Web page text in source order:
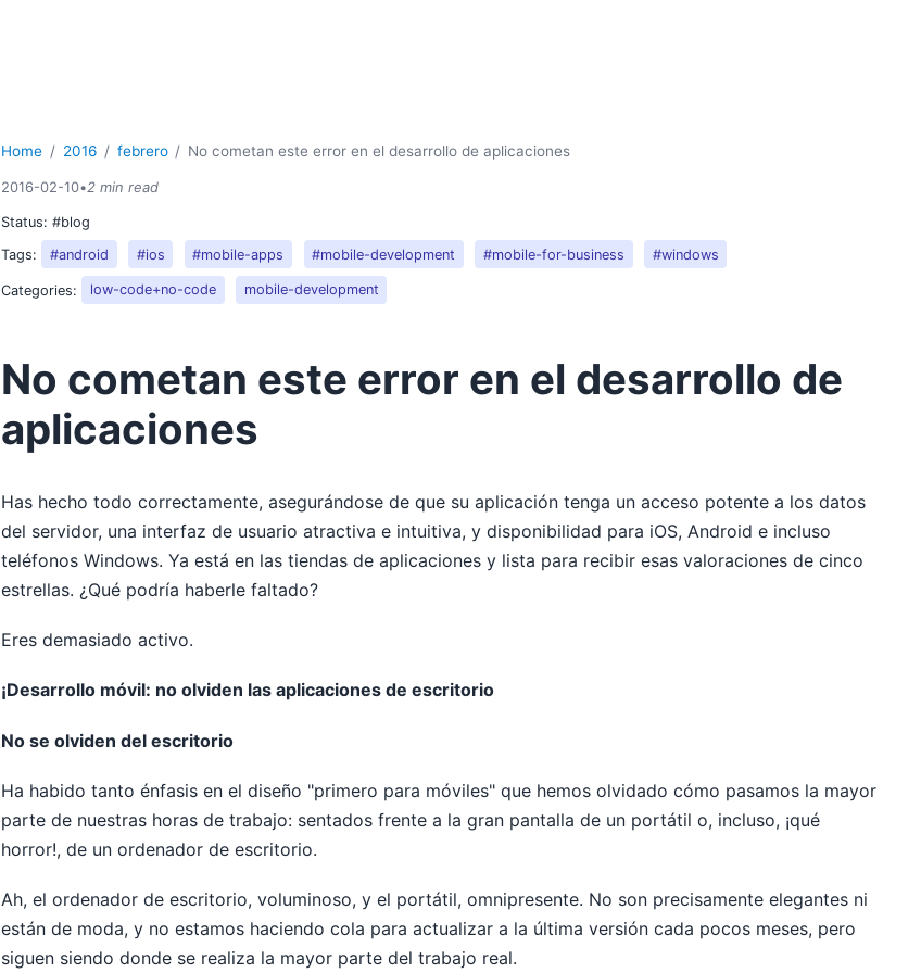
Home 2016 febrero No cometan este error en el desarrollo de aplicaciones
2016-02-10•2 min read
Status:#blog
Tags:
#android #ios #mobile-apps #mobile-development #mobile-for-business #windows
Categories: low-code+no-code mobile-development
No cometan este error en el desarrollo de
aplicaciones
Has hecho todo correctamente, asegurándose de que su aplicación tenga un acceso potente a los datos
del servidor, una interfaz de usuario atractiva e intuitiva, y disponibilidad para iOS, Android e incluso
teléfonos Windows. Ya está en las tiendas de aplicaciones y lista para recibir esas valoraciones de cinco
estrellas. ¿Qué podría haberle faltado?
Eres demasiado activo.
¡Desarrollo móvil: no olviden las aplicaciones de escritorio
No se olviden del escritorio
Ha habido tanto énfasis en el diseño "primero para móviles" que hemos olvidado cómo pasamos la mayor
parte de nuestras horas de trabajo: sentados frente a la gran pantalla de un portátil o, incluso, ¡qué
horror!, de un ordenador de escritorio.
Ah, el ordenador de escritorio, voluminoso, y el portátil, omnipresente. No son precisamente elegantes ni
están de moda, y no estamos haciendo cola para actualizar a la última versión cada pocos meses, pero
siguen siendo donde se realiza la mayor parte del trabajo real.